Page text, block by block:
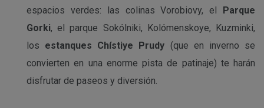
espacios verdes: las colinas Vorobiovy, el Parque
Gorki, el parque Sokólniki, Kolómenskoye, Kuzminki,
los estanques Chístiye Prudy (que en inverno se
convierten en una enorme pista de patinaje) te harán
disfrutar de paseos y diversión.